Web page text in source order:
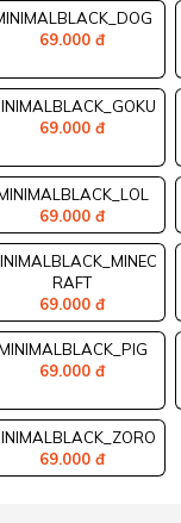
69.000 đ
69.000 đ
69.000 đ
RAFT
69.000 đ
69.000 đ
69.000 đ